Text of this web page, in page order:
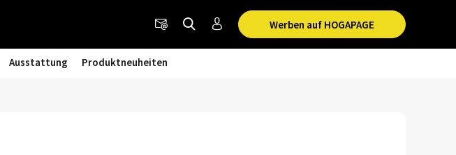
Werben auf HOGAPAGE
Ausstattung Produktneuheiten